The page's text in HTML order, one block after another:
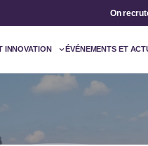
On
INNOVATION ÉVÉNEMENTS ET